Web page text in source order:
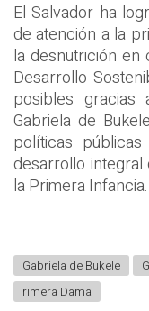
El Salvador ha
de atención a la
la desnutrición
Desarrollo
posibles gracias
Gabriela de
políticas
desarrollo integral
la Primera Infancia.
Gabriela de Bukele
rimera Dama